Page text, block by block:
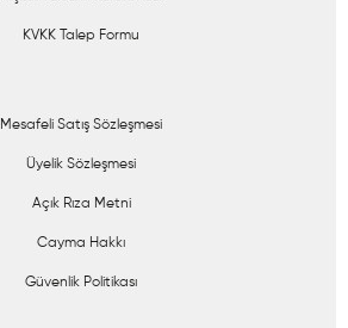
KVKK Talep Formu
Mesafeli Satış Sözleşmesi
Üyelik Sözleşmesi
Açık Rıza Metni
Cayma Hakkı
Güvenlik Politikası